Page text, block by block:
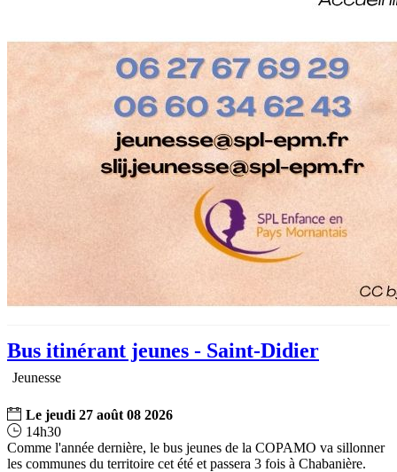
Bus itinérant jeunes - Saint-Didier
Jeunesse
Le jeudi 27 août 08 2026
14h30
Comme l'année dernière, le bus jeunes de la COPAMO va sillonner
les communes du territoire cet été et passera 3 fois à Chabanière.